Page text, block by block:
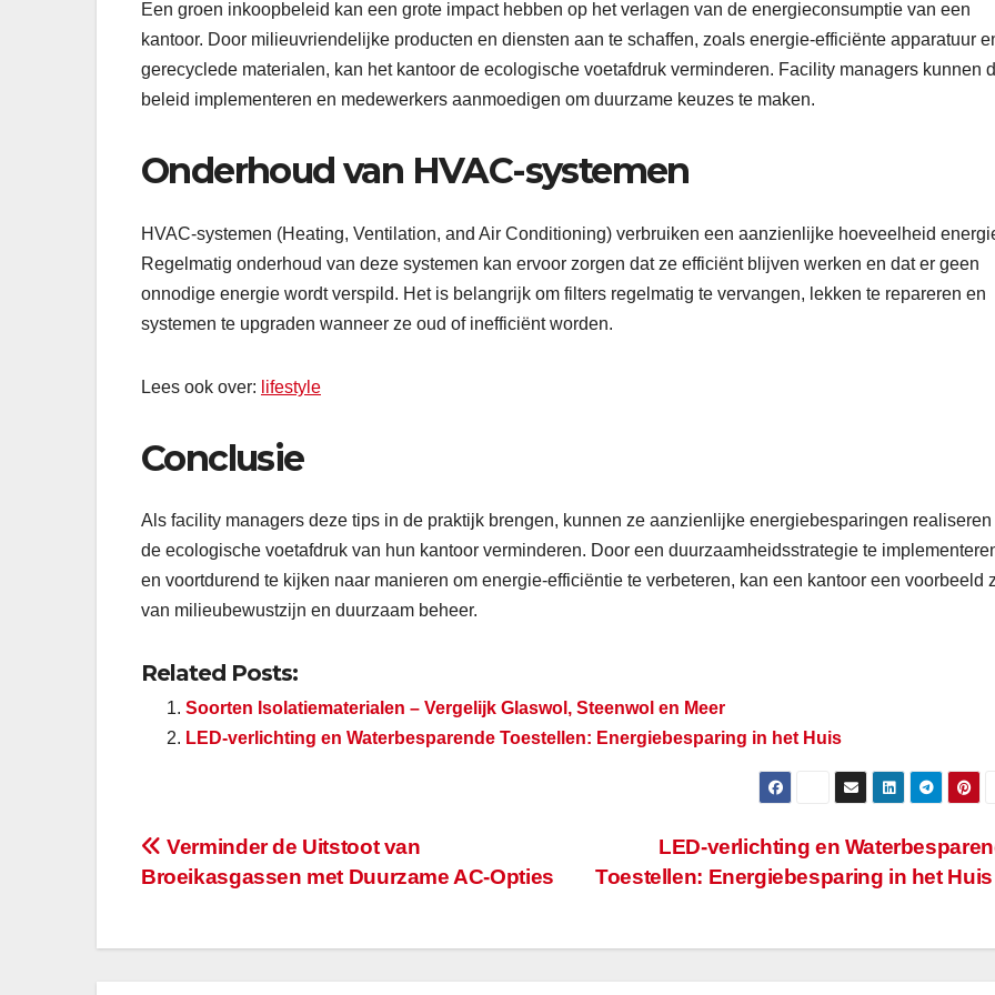
Een groen inkoopbeleid kan een grote impact hebben op het verlagen van de energieconsumptie van een
kantoor. Door milieuvriendelijke producten en diensten aan te schaffen, zoals energie-efficiënte apparatuur
gerecyclede materialen, kan het kantoor de ecologische voetafdruk verminderen. Facility managers kunnen
beleid implementeren en medewerkers aanmoedigen om duurzame keuzes te maken.
Onderhoud van HVAC-systemen
HVAC-systemen (Heating, Ventilation, and Air Conditioning) verbruiken een aanzienlijke hoeveelheid
Regelmatig onderhoud van deze systemen kan ervoor zorgen dat ze efficiënt blijven werken en dat er geen
onnodige energie wordt verspild. Het is belangrijk om filters regelmatig te vervangen, lekken te repareren en
systemen te upgraden wanneer ze oud of inefficiënt worden.
Lees ook over: lifestyle
Conclusie
Als facility managers deze tips in de praktijk brengen, kunnen ze aanzienlijke energiebesparingen realiseren
de ecologische voetafdruk van hun kantoor verminderen. Door een duurzaamheidsstrategie te
en voortdurend te kijken naar manieren om energie-efficiëntie te verbeteren, kan een kantoor een voorbeeld
van milieubewustzijn en duurzaam beheer.
Related Posts:
Soorten Isolatiematerialen – Vergelijk Glaswol, Steenwol en Meer
LED-verlichting en Waterbesparende Toestellen: Energiebesparing in het Huis
Berichtnavigatie
LED-verlichting en
Toestellen: Energiebesparing in het Huis
Verminder de Uitstoot van
Broeikasgassen met Duurzame AC-Opties